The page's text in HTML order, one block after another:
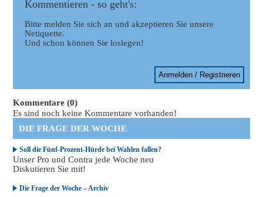
Kommentieren - so geht's:
Bitte melden Sie sich an und akzeptieren Sie unsere
Netiquette.
Und schon können Sie loslegen!
Anmelden / Registrieren
Kommentare (0)
Es sind noch keine Kommentare vorhanden!
DIE FRAGE DER WOCHE
Soll die Fünf-Prozent-Hürde bei Wahlen fallen?
Unser Pro und Contra jede Woche neu
Diskutieren Sie mit!
Die Frage der Woche – Archiv